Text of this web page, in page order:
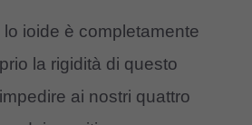
ioide è completamente
la rigidità di questo
ai nostri quattro